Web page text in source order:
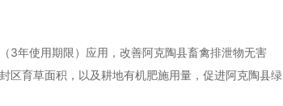
3年使用期限）应用，改善阿克陶县畜禽排泄物无害
区育草面积，以及耕地有机肥施用量，促进阿克陶县绿